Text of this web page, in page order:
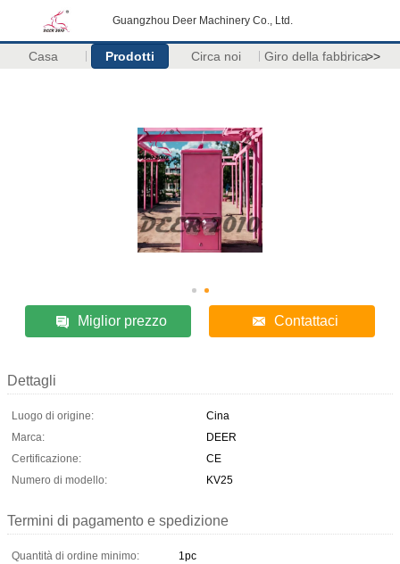
Guangzhou Deer Machinery Co., Ltd.
Casa Prodotti Circa noi Giro della fabbrica>>
Miglior prezzo Contattaci
Dettagli
Luogo di origine:
Cina
Marca:
DEER
Certificazione:
CE
Numero di modello:
KV25
Termini di pagamento e spedizione
Quantità di ordine minimo:
1pc